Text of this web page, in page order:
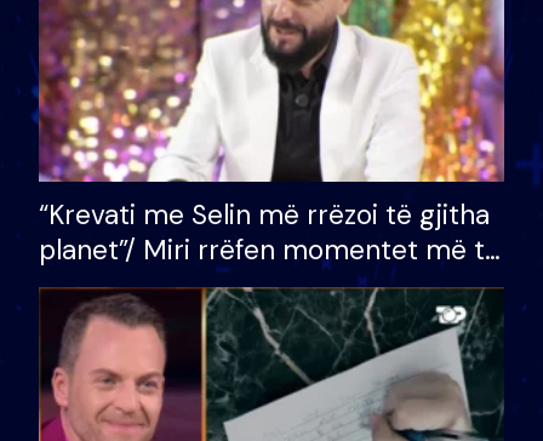
“Krevati me Selin më rrëzoi të gjitha
planet”/ Miri rrëfen momentet më të
bukura në shtëpinë e BB VIP: Do më
mungojë zilja e mëngjesit kur…